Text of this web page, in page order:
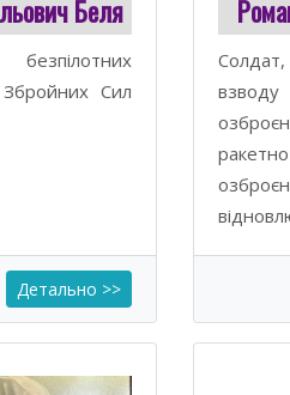
Беля
Збройних Cил
Детально >>